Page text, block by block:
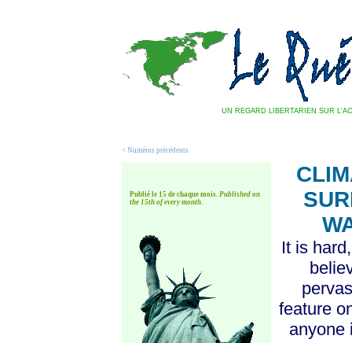
UN REGARD LIBERTARIEN SUR
< Numéros précédents
Publié le 15 de chaque mois. Published on
the 15th of every month.
It is
feature
anyone